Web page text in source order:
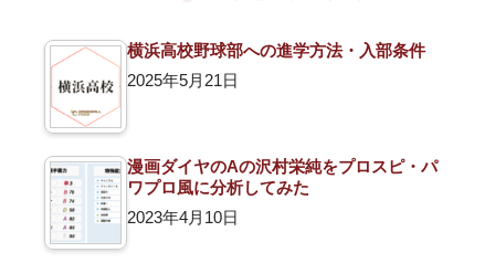
横浜高校野球部への進学方法・入部条件
2025年5月21日
漫画ダイヤのAの沢村栄純をプロスピ・パ
ワプロ風に分析してみた
2023年4月10日